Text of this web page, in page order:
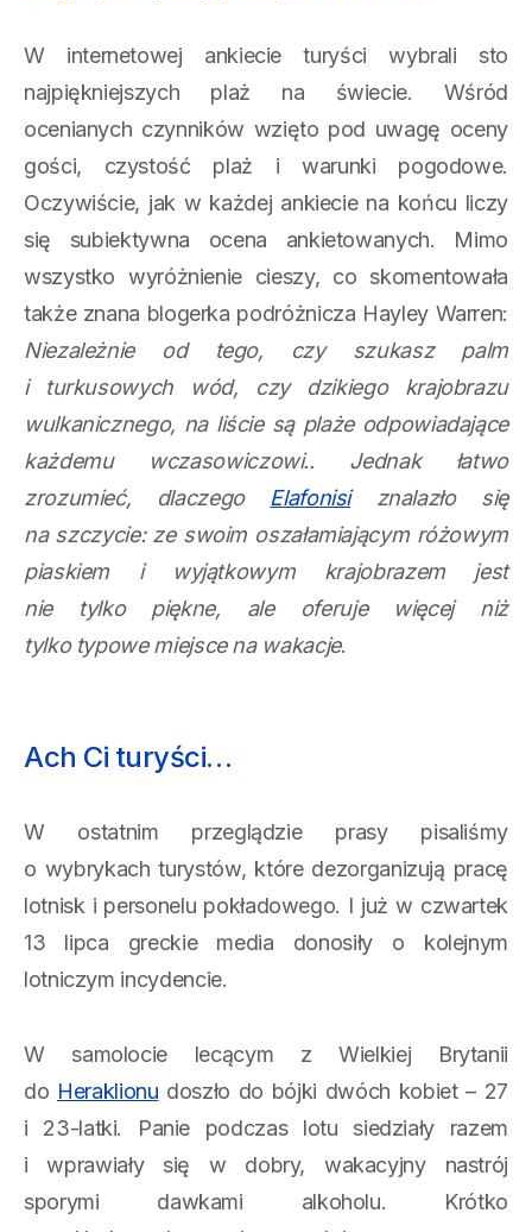
W internetowej ankiecie turyści wybrali sto
najpiękniejszych plaż na świecie. Wśród
ocenianych czynników wzięto pod uwagę oceny
gości, czystość plaż i warunki pogodowe.
Oczywiście, jak w każdej ankiecie na końcu liczy
się subiektywna ocena ankietowanych. Mimo
wszystko wyróżnienie cieszy, co skomentowała
także znana blogerka podróżnicza Hayley Warren:
Niezależnie od tego, czy szukasz palm
i turkusowych wód, czy dzikiego krajobrazu
wulkanicznego, na liście są plaże odpowiadające
każdemu wczasowiczowi.. Jednak łatwo
zrozumieć, dlaczego Elafonisiznalazło się
na szczycie: ze swoim oszałamiającym różowym
piaskiem i wyjątkowym krajobrazem jest
nie tylko piękne, ale oferuje więcej niż
tylko typowe miejsce na wakacje.
Ach Ci turyści…
W ostatnim przeglądzie prasy pisaliśmy
o wybrykach turystów, które dezorganizują pracę
lotnisk i personelu pokładowego. I już w czwartek
13 lipca greckie media donosiły o kolejnym
lotniczym incydencie.
W samolocie lecącym z Wielkiej Brytanii
do Heraklionu doszło do bójki dwóch kobiet – 27
i 23-latki. Panie podczas lotu siedziały razem
i wprawiały się w dobry, wakacyjny nastrój
sporymi dawkami alkoholu. Krótko